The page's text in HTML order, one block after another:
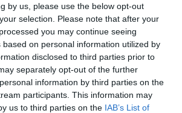
by us, please use the below opt-out
selection. Please note that after your
you may continue seeing
based on personal information utilized by
disclosed to third parties prior to
separately opt-out of the further
information by third parties on the
participants. This information may
us to third parties on the IAB’s List of
KVÍZ TESZT TUDÁSPRÓBA TUDOMÁNY
Kened-vágod a
Most kiderül!
vegyjele? Ha tudod ezekre a választ,
lesz neked! Sok